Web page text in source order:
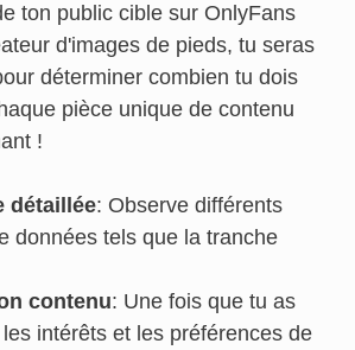
ton public cible sur OnlyFans
d'images de pieds, tu seras
déterminer combien tu dois
pièce unique de contenu
!
détaillée: Observe différents
données tels que la tranche
contenu: Une fois que tu as
intérêts et les préférences de